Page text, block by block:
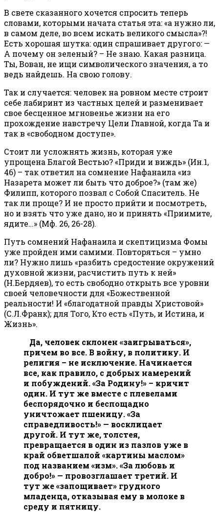
В свете сказанного хочется спросить теперь
словами, которыми начата статья эта: «а нужно ли,
в самом деле, во всем искать великого смысла»?!
Есть хорошая шутка: один спрашивает другого: —
А почему он зеленый? – Не знаю. Какая разница.
Ты, Вован, не ищи символического значения, а то
ведь найдешь. На свою голову.
Так и случается: человек на ровном месте строит
себе лабиринт из частных целей и разменивает
свое бесценное мгновенье жизни на его
прохождение навстречу Цели Главной, когда Та и
так в «свободном доступе».
Стоит ли усложнять жизнь, которая уже
упрощена Благой Вестью? «Приди и виждь» (Ин.1,
46) – так ответил на сомнение Нафанаила «из
Назарета может ли быть что доброе?» (там же)
Филипп, которого позвал с Собой Спаситель. Не
так ли проще? И не просто прийти и посмотреть,
но и взять что уже дано, но и принять «Приимите,
ядите…» (Мф. 26, 26-28).
Путь сомнений Нафанаила и скептицизма Фомы
уже пройден ими самими. Повторяться – умно
ли? Нужно лишь «разбить средостение окружений
духовной жизни, расчистить путь к ней»
(Н.Бердяев), то есть свободно открыть все уровни
своей человечности для «Божественной
реальности! И «благодатной правды Христовой»
(С.Л.Франк); для Того, Кто есть «Путь, и Истина, и
Жизнь».
Да, человек склонен «заигрываться»,
причем во все. В войну, в политику. И
религия – не исключение. Начинается
все, как правило, с добрых намерений
и побуждений. «За Родину!» – кричит
один. И тут же вместе с плевелами
беспорядочно и беспощадно
уничтожает пшеницу. «За
справедливость!» — восклицает
другой. И тут же, толстея,
превращается в один из пазлов уже в
край обветшалой «картины маслом»
под названием «изм». «За любовь и
добро!» — провозглашает третий. И
тут же «запощивает» грудного
младенца, отказывая ему в молоке в
среду и пятницу.